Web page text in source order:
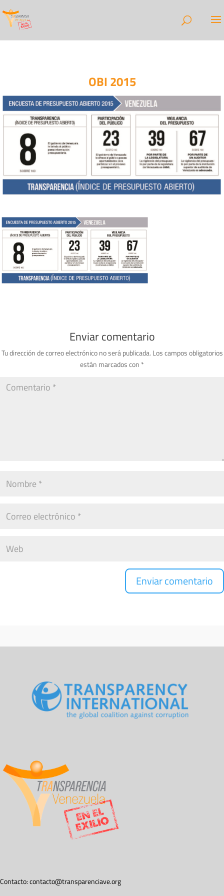
OBI 2015
Enviar comentario
Tu dirección de correo electrónico no será publicada. Los campos obligatorios
están marcados con *
Contacto:contacto@transparenciave.org